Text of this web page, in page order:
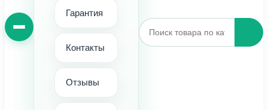
Гарантия
Контакты
Отзывы